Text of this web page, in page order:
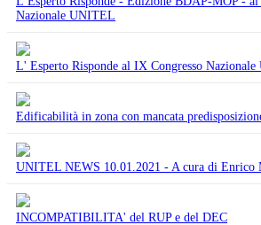
Nazionale UNITEL
L' Esperto Risponde al IX Congresso
Edificabilità in zona con mancata
UNITEL NEWS 10.01.2021 - A cura di Enrico
INCOMPATIBILITA' del RUP e del DEC